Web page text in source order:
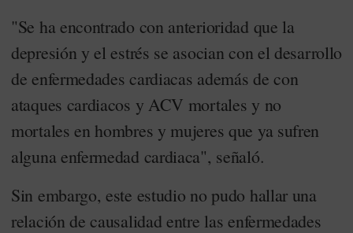
"Se ha encontrado con anterioridad que la
depresión y el estrés se asocian con el desarrollo
de enfermedades cardiacas además de con
ataques cardiacos y ACV mortales y no
mortales en hombres y mujeres que ya sufren
alguna enfermedad cardiaca", señaló.
Sin embargo, este estudio no pudo hallar una
relación de causalidad entre las enfermedades